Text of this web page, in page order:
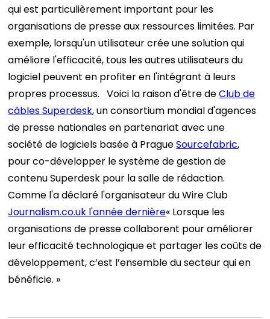
qui est particulièrement important pour les
organisations de presse aux ressources limitées. Par
exemple, lorsqu'un utilisateur crée une solution qui
améliore l'efficacité, tous les autres utilisateurs du
logiciel peuvent en profiter en l'intégrant à leurs
propres processus. Voici la raison d'être deClub de
câbles Superdesk, un consortium mondial d'agences
de presse nationales en partenariat avec une
société de logiciels basée à PragueSourcefabric,
pour co-développer le système de gestion de
contenu Superdesk pour la salle de rédaction.
Comme l'a déclaré l'organisateur du Wire Club
Journalism.co.uk l'année dernière« Lorsque les
organisations de presse collaborent pour améliorer
leur efficacité technologique et partager les coûts de
développement, c’est l’ensemble du secteur qui en
bénéficie. »